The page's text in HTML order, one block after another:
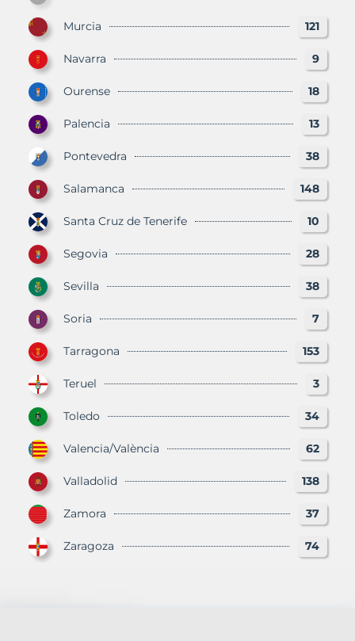
Murcia 121
Navarra 9
Ourense 18
Palencia 13
Pontevedra 38
Salamanca 148
Santa Cruz de Tenerife 10
Segovia 28
Sevilla 38
Soria 7
Tarragona 153
Teruel 3
Toledo 34
Valencia/València 62
Valladolid 138
Zamora 37
Zaragoza 74